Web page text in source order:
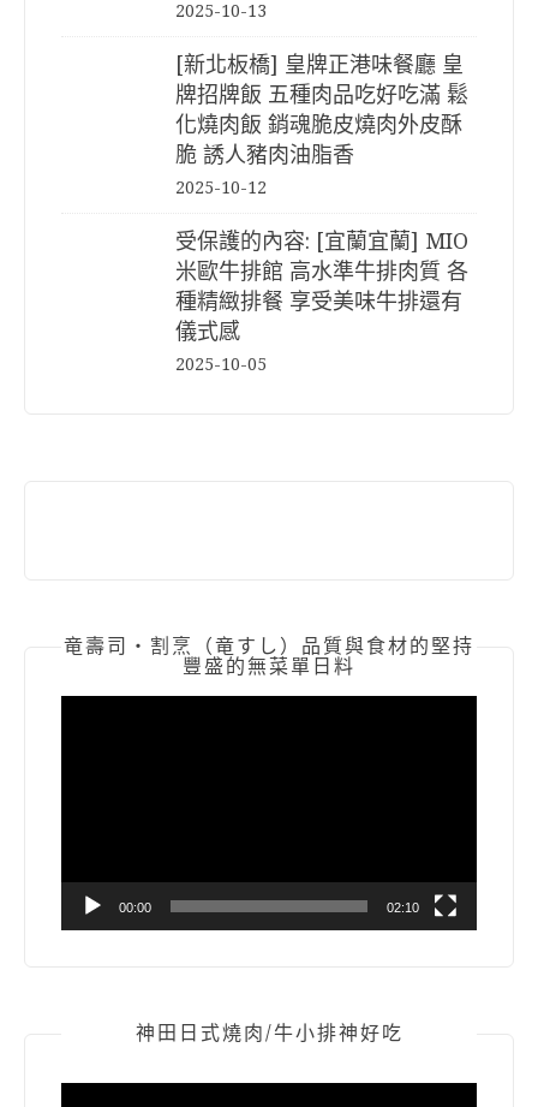
2025-10-13
[新北板橋] 皇牌正港味餐廳 皇
牌招牌飯 五種肉品吃好吃滿 鬆
化燒肉飯 銷魂脆皮燒肉外皮酥
脆 誘人豬肉油脂香
2025-10-12
受保護的內容: [宜蘭宜蘭] MIO
米歐牛排館 高水準牛排肉質 各
種精緻排餐 享受美味牛排還有
儀式感
2025-10-05
竜壽司‧割烹（竜すし）品質與食材的堅持
豐盛的無菜單日料
00:00 02:10
神田日式燒肉/牛小排神好吃